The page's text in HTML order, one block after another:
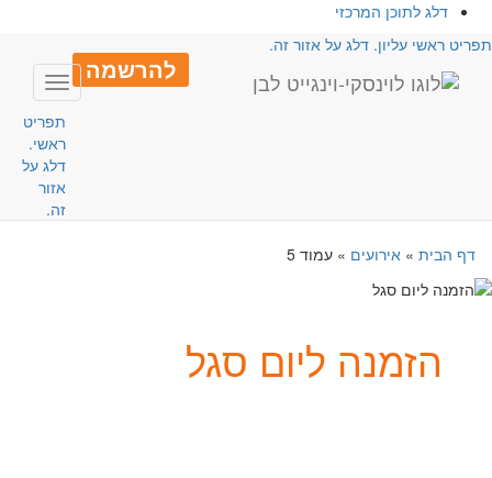
דלג לתוכן המרכזי
ראשי עליון. דלג על אזור זה.
להרשמה
Toggle
תפריט
ראשי.
דלג על
אזור
זה.
דף הבית» אירועים» עמוד 5
הזמנה ליום סגל